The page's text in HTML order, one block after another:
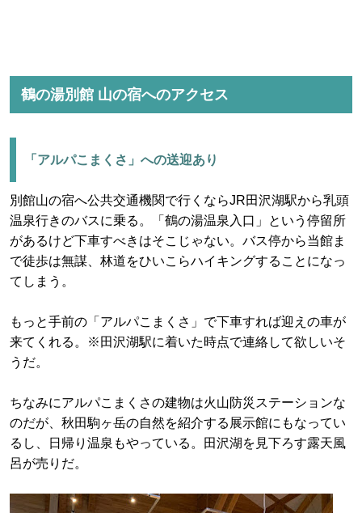
鶴の湯別館 山の宿へのアクセス
「アルパこまくさ」への送迎あり
別館山の宿へ公共交通機関で行くならJR田沢湖駅から乳頭
温泉行きのバスに乗る。「鶴の湯温泉入口」という停留所
があるけど下車すべきはそこじゃない。バス停から当館ま
で徒歩は無謀、林道をひいこらハイキングすることになっ
てしまう。
もっと手前の「アルパこまくさ」で下車すれば迎えの車が
来てくれる。※田沢湖駅に着いた時点で連絡して欲しいそ
うだ。
ちなみにアルパこまくさの建物は火山防災ステーションな
のだが、秋田駒ヶ岳の自然を紹介する展示館にもなってい
るし、日帰り温泉もやっている。田沢湖を見下ろす露天風
呂が売りだ。